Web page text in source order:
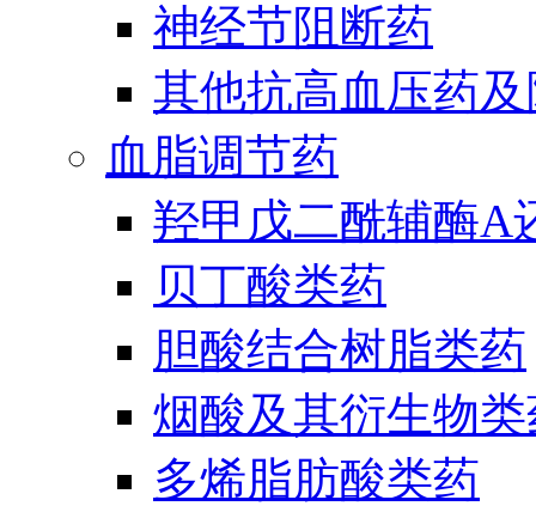
神经节阻断药
其他抗高血压药
血脂调节药
羟甲戊二酰辅酶A
贝丁酸类药
胆酸结合树脂类药
烟酸及其衍生物
多烯脂肪酸类药